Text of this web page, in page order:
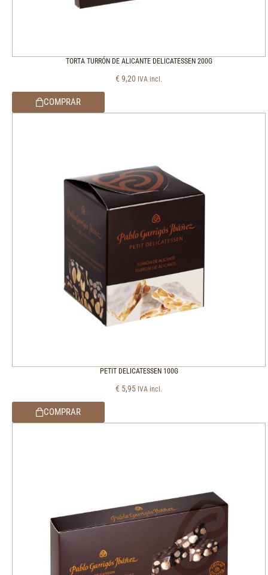
TORTA TURRÓN DE ALICANTE DELICATESSEN 200G
€ 9,20 IVA incl.
COMPRAR
PETIT DELICATESSEN 100G
€ 5,95 IVA incl.
COMPRAR